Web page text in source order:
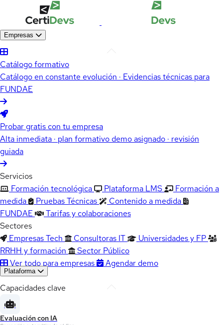
Empresas
Catálogo formativo
Catálogo en constante evolución · Evidencias técnicas para
FUNDAE
Probar gratis con tu empresa
Alta inmediata · plan formativo demo asignado · revisión
guiada
Servicios
Formación tecnológica
Plataforma LMS
Formación a
medida
Pruebas Técnicas
Contenido a medida
FUNDAE
Tarifas y colaboraciones
Sectores
Empresas Tech
Consultoras IT
Universidades y FP
RRHH y formación
Sector Público
Ver todo para empresas
Agendar demo
Plataforma
Capacidades clave
Evaluación con IA